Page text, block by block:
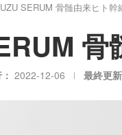
SERUM 骨髄由来ヒト幹
2022-12-06 最終更